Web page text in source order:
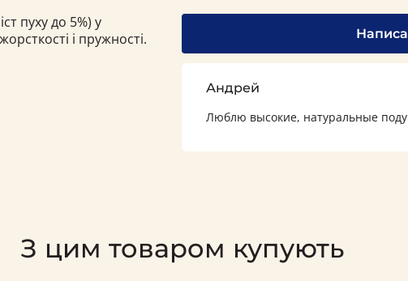
пуху до 5%) у
і пружності.
Андрей
Люблю высокие, натуральные
З цим товаром купують